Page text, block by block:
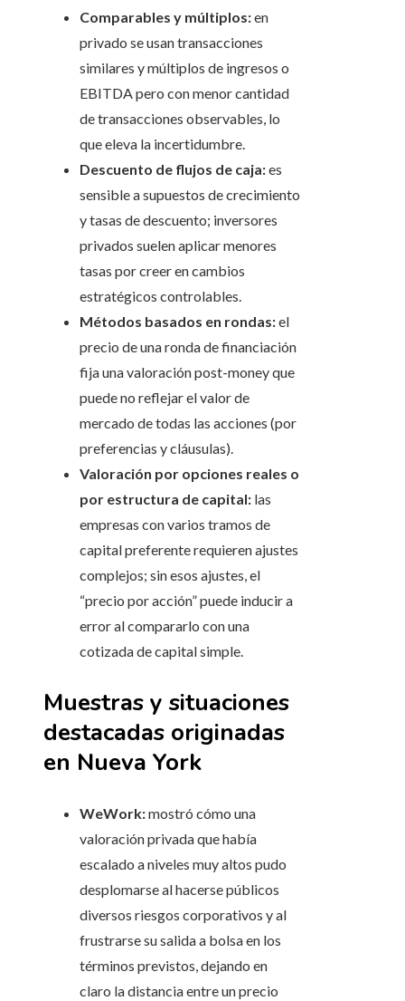
Comparables y múltiplos:en
privado se usan transacciones
similares y múltiplos de ingresos o
EBITDA pero con menor cantidad
de transacciones observables, lo
que eleva la incertidumbre.
Descuento de flujos de caja:es
sensible a supuestos de crecimiento
y tasas de descuento; inversores
privados suelen aplicar menores
tasas por creer en cambios
estratégicos controlables.
Métodos basados en rondas:el
precio de una ronda de financiación
fija una valoración post-money que
puede no reflejar el valor de
mercado de todas las acciones (por
preferencias y cláusulas).
Valoración por opciones reales o
por estructura de capital: las
empresas con varios tramos de
capital preferente requieren ajustes
complejos; sin esos ajustes, el
“precio por acción” puede inducir a
error al compararlo con una
cotizada de capital simple.
Muestras y situaciones
destacadas originadas
en Nueva York
WeWork:mostró cómo una
valoración privada que había
escalado a niveles muy altos pudo
desplomarse al hacerse públicos
diversos riesgos corporativos y al
frustrarse su salida a bolsa en los
términos previstos, dejando en
claro la distancia entre un precio